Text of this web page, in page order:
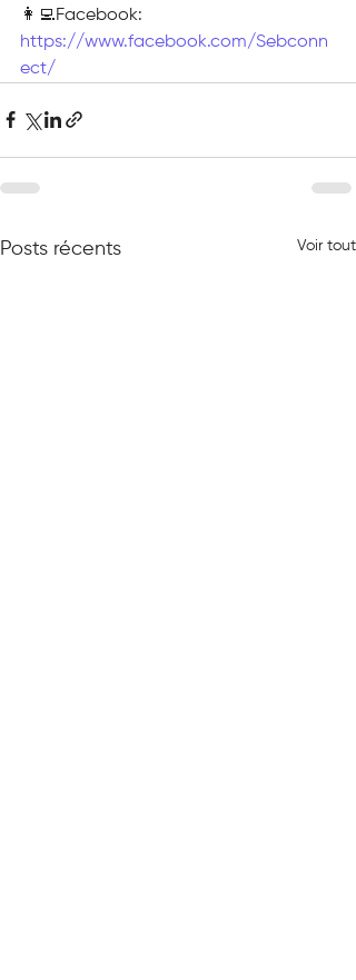
👩‍💻Facebook:
https://www.facebook.com/Sebconn
ect/
Posts récents Voir tout